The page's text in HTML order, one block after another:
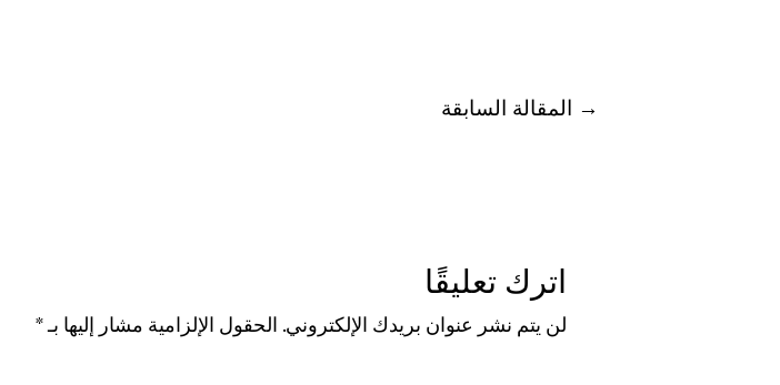
→ المقالة السابقة
اترك تعليقًا
لن يتم نشر عنوان بريدك الإلكتروني. الحقول الإلزامية مشار إليها بـ*